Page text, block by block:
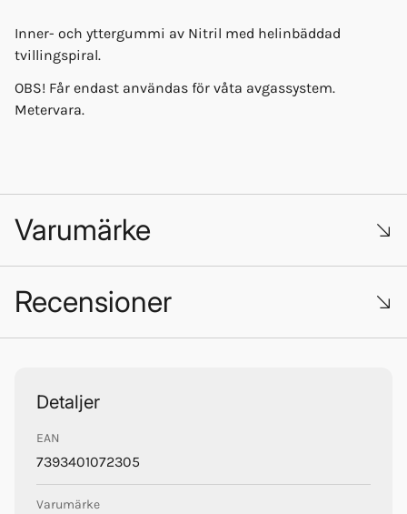
Inner- och yttergummi av Nitril med helinbäddad
tvillingspiral.
OBS! Får endast användas för våta avgassystem.
Metervara.
Varumärke
Recensioner
Detaljer
EAN
7393401072305
Varumärke